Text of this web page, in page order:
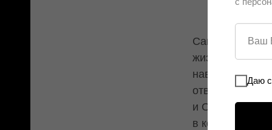
Даю
Самые
навык
и Открытое
в